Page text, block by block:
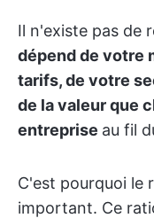
Il n'existe pas de
dépend de votre
tarifs, de votre
de la valeur que
entreprise au fil
C'est pourquoi le
important. Ce